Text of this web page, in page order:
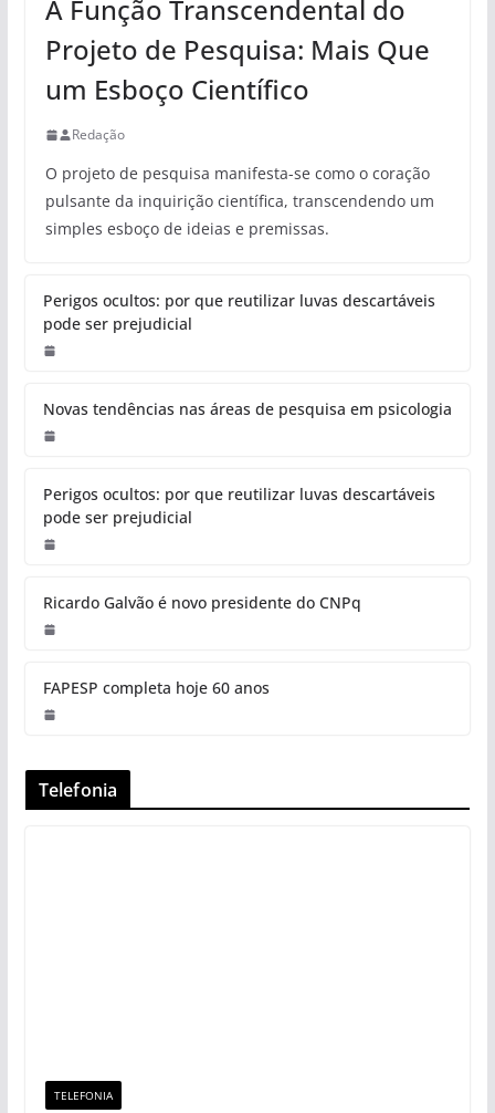
A Função Transcendental do
Projeto de Pesquisa: Mais Que
um Esboço Científico
Redação
O projeto de pesquisa manifesta-se como o coração
pulsante da inquirição científica, transcendendo um
simples esboço de ideias e premissas.
Perigos ocultos: por que reutilizar luvas descartáveis
pode ser prejudicial
Novas tendências nas áreas de pesquisa em psicologia
Perigos ocultos: por que reutilizar luvas descartáveis
pode ser prejudicial
Ricardo Galvão é novo presidente do CNPq
FAPESP completa hoje 60 anos
Telefonia
TELEFONIA